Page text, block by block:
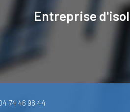
Entreprise
74 46 96 44